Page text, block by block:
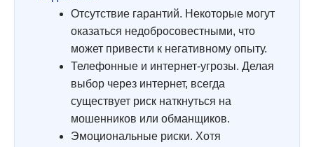
Отсутствие гарантий. Некоторые могут
оказаться недобросовестными, что
может привести к негативному опыту.
Телефонные и интернет-угрозы. Делая
выбор через интернет, всегда
существует риск наткнуться на
мошенников или обманщиков.
Эмоциональные риски. Хотя